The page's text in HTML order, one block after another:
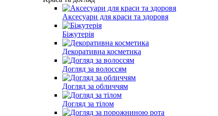
Аксесуари для краси та здоровя
Біжутерія
Декоративна косметика
Догляд за волоссям
Догляд за обличчям
Догляд за тілом